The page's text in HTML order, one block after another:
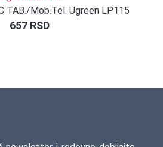
TAB./Mob.Tel. Ugreen LP115
657 RSD